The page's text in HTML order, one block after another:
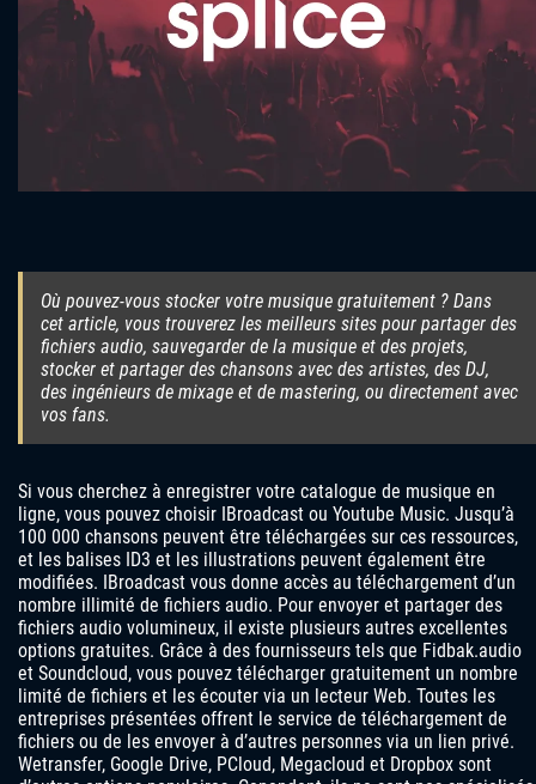
Où pouvez-vous stocker votre musique gratuitement ? Dans
cet article, vous trouverez les meilleurs sites pour partager des
fichiers audio, sauvegarder de la musique et des projets,
stocker et partager des chansons avec des artistes, des DJ,
des ingénieurs de mixage et de mastering, ou directement avec
vos fans.
Si vous cherchez à enregistrer votre catalogue de musique en
ligne, vous pouvez choisir IBroadcast ou Youtube Music. Jusqu’à
100 000 chansons peuvent être téléchargées sur ces ressources,
et les balises ID3 et les illustrations peuvent également être
modifiées. IBroadcast vous donne accès au téléchargement d’un
nombre illimité de fichiers audio. Pour envoyer et partager des
fichiers audio volumineux, il existe plusieurs autres excellentes
options gratuites. Grâce à des fournisseurs tels que Fidbak.audio
et Soundcloud, vous pouvez télécharger gratuitement un nombre
limité de fichiers et les écouter via un lecteur Web. Toutes les
entreprises présentées offrent le service de téléchargement de
fichiers ou de les envoyer à d’autres personnes via un lien privé.
Wetransfer, Google Drive, PCloud, Megacloud et Dropbox sont